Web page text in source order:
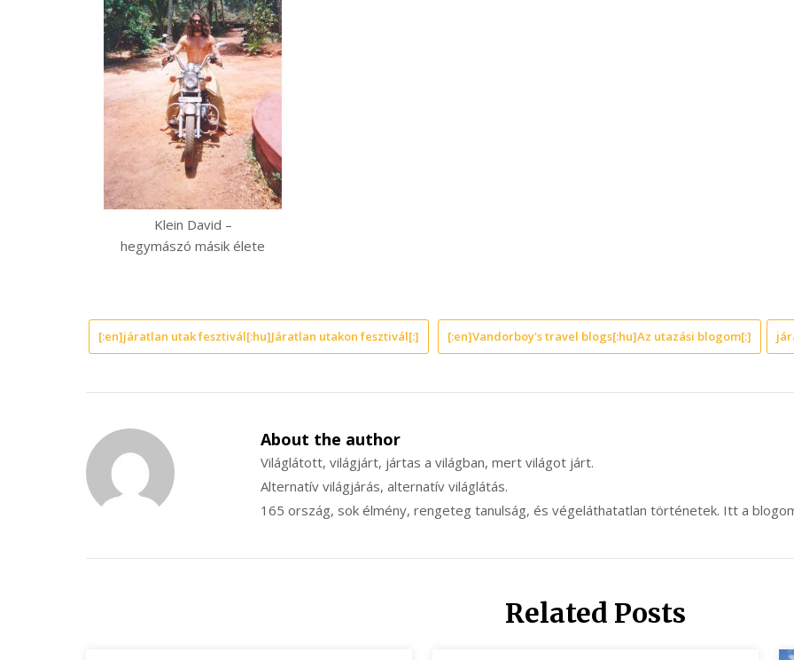
Klein David –
hegymászó másik élete
[:en]járatlan utak fesztivál[:hu]Járatlan utakon fesztivál[:] [:en]Vandorboy's travel blogs[:hu]Az utazási blogom[:]
About the author
Világlátott, világjárt, jártas a világban, mert világot járt.
Alternatív világjárás, alternatív világlátás.
165 ország, sok élmény, rengeteg tanulság, és végeláthatatlan történetek. Itt a
Related Posts